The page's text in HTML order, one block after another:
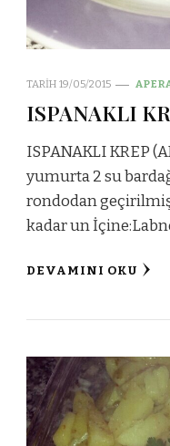
TARIH 19/05/2015
ISPANAKLI
ISPANAKLI KREP
yumurta 2 su
rondodan geçirilmiş
kadar un
DEVAMINI OKU